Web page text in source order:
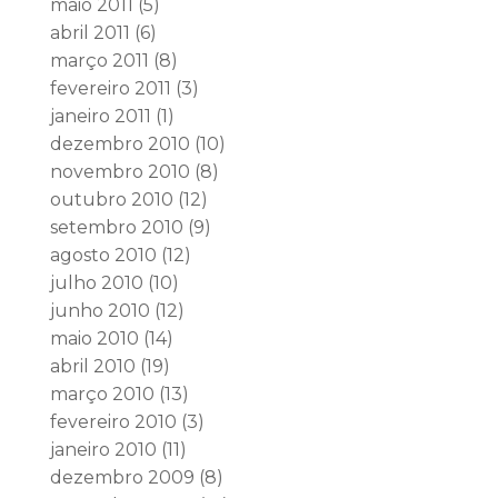
maio 2011
(5)
abril 2011 (6)
março 2011 (8)
fevereiro 2011 (3)
janeiro 2011 (1)
dezembro 2010 (10)
novembro 2010 (8)
outubro 2010 (12)
setembro 2010 (9)
agosto 2010 (12)
julho 2010 (10)
junho 2010 (12)
maio 2010 (14)
abril 2010 (19)
março 2010 (13)
fevereiro 2010 (3)
janeiro 2010 (11)
dezembro 2009 (8)